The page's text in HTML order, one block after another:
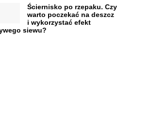
Ściernisko po rzepaku. Czy
warto poczekać na deszcz
i wykorzystać efekt
siewu?